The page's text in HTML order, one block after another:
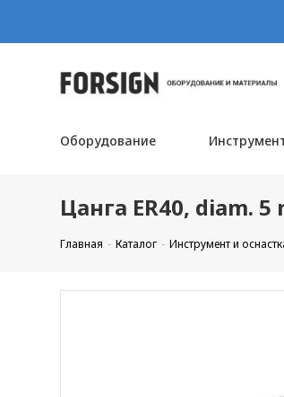
Оборудование
Цанга ER40, diam. 5
Главная Каталог Инструмент и